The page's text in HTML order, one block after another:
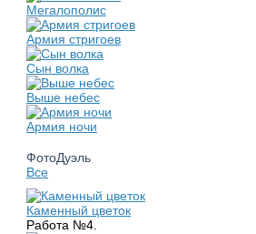
Мегалополис
Армия стригоев
Сын волка
Выше небес
Армия ночи
ФотоДуэль
Все
Каменный цветок
Работа №4.